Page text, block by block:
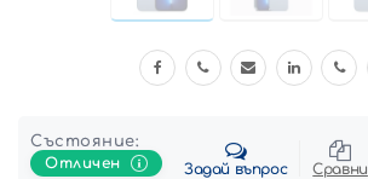
Състояние:
Отличен
Задай въпрос Сравни